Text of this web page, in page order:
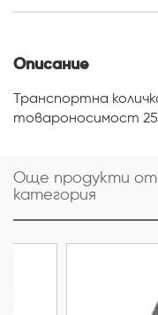
Описание
Транспортна
товароносимост
Още продукти
категория